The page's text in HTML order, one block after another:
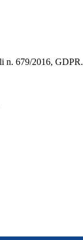
n. 679/2016, GDPR.